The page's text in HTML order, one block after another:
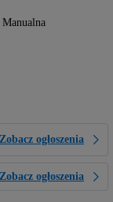
Manualna
Zobacz ogłoszenia
Zobacz ogłoszenia